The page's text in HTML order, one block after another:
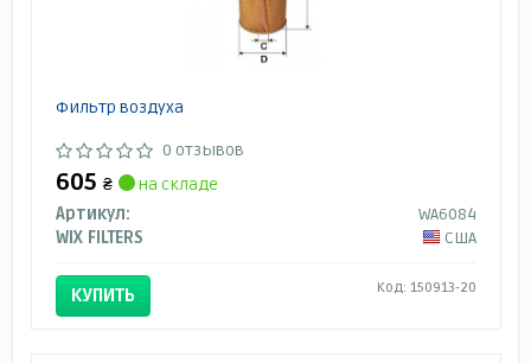
Фильтр воздуха
0 отзывов
605 ₴
на складе
Артикул:
WA6084
WIX FILTERS
США
КУПИТЬ Код: 150913-20